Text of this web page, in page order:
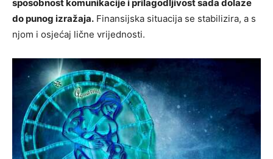
sposobnost komunikacije i prilagodljivost sada dolaze
do punog izražaja. Finansijska situacija se stabilizira, a s
njom i osjećaj lične vrijednosti.